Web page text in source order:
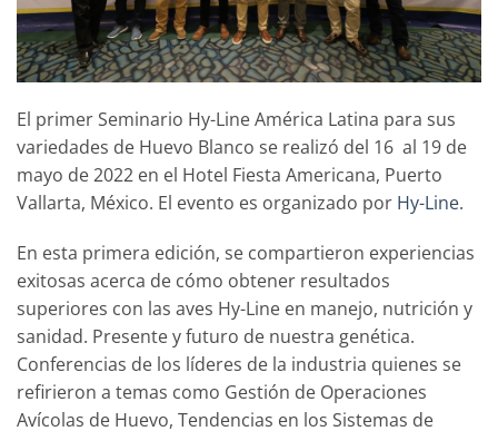
El primer Seminario Hy-Line América Latina para sus
variedades de Huevo Blanco se realizó del 16 al 19 de
mayo de 2022 en el Hotel Fiesta Americana, Puerto
Vallarta, México. El evento es organizado por Hy-Line.
En esta primera edición, se compartieron experiencias
exitosas acerca de cómo obtener resultados
superiores con las aves Hy-Line en manejo, nutrición y
sanidad. Presente y futuro de nuestra genética.
Conferencias de los líderes de la industria quienes se
refirieron a temas como Gestión de Operaciones
Avícolas de Huevo, Tendencias en los Sistemas de